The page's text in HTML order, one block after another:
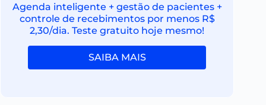
Agenda inteligente + gestão de pacientes +
controle de recebimentos por menos R$
2,30/dia. Teste gratuito hoje mesmo!
SAIBA MAIS